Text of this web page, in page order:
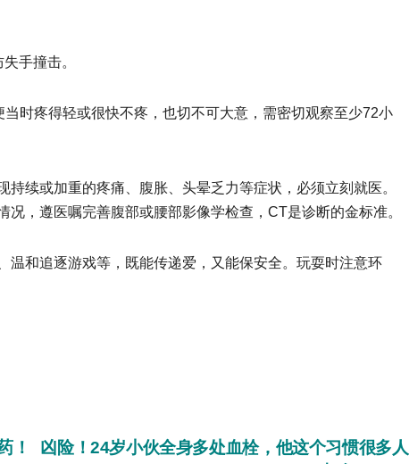
手撞击。
时疼得轻或很快不疼，也切不可大意，需密切观察至少72小
续或加重的疼痛、腹胀、头晕乏力等症状，必须立刻就医。
，遵医嘱完善腹部或腰部影像学检查，CT是诊断的金标准。
温和追逐游戏等，既能传递爱，又能保安全。玩耍时注意环
凶险！24岁小伙全身多处血栓，他这个习惯很多人
！